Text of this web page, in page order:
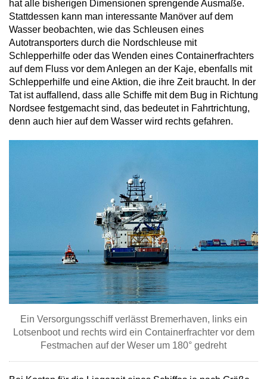
hat alle bisherigen Dimensionen sprengende Ausmaße.
Stattdessen kann man interessante Manöver auf dem
Wasser beobachten, wie das Schleusen eines
Autotransporters durch die Nordschleuse mit
Schlepperhilfe oder das Wenden eines Containerfrachters
auf dem Fluss vor dem Anlegen an der Kaje, ebenfalls mit
Schlepperhilfe und eine Aktion, die ihre Zeit braucht. In der
Tat ist auffallend, dass alle Schiffe mit dem Bug in Richtung
Nordsee festgemacht sind, das bedeutet in Fahrtrichtung,
denn auch hier auf dem Wasser wird rechts gefahren.
Ein Versorgungsschiff verlässt Bremerhaven, links ein
Lotsenboot und rechts wird ein Containerfrachter vor dem
Festmachen auf der Weser um 180° gedreht